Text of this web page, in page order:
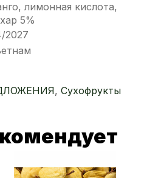
лимонная кислота,
5%
2027
, Сухофрукты